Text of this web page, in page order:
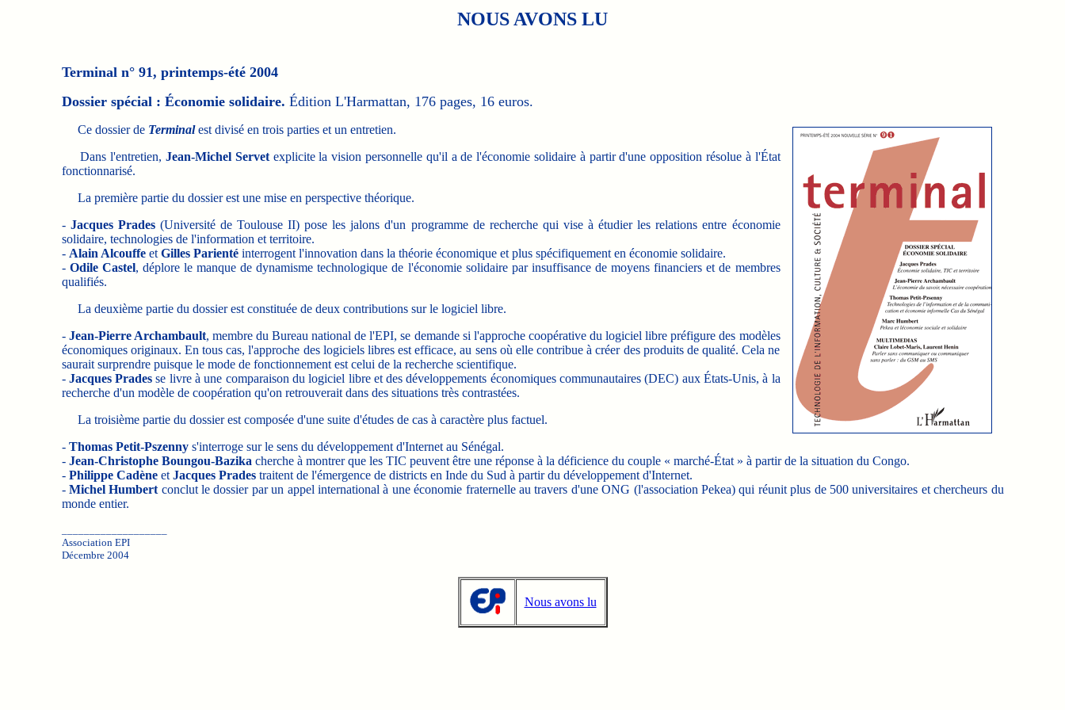
NOUS AVONS LU
Terminal n° 91, printemps-été 2004
Dossier spécial : Économie solidaire. Édition L'Harmattan, 176 pages, 16 euros.
Ce dossier de Terminalest divisé en trois parties et un entretien.
Dans l'entretien,Jean-Michel Servetexplicite la vision personnelle qu'il a de l'économie solidaire à partir d'une opposition résolue à l'État
fonctionnarisé.
La première partie du dossier est une mise en perspective théorique.
- Jacques Prades(Université de Toulouse II) pose les jalons d'un programme de recherche qui vise à étudier les relations entre économie
solidaire, technologies de l'information et territoire.
- Alain Alcouffeet Gilles Parientéinterrogent l'innovation dans la théorie économique et plus spécifiquement en économie solidaire.
- Odile Castel, déplore le manque de dynamisme technologique de l'économie solidaire par insuffisance de moyens financiers et de membres
qualifiés.
La deuxième partie du dossier est constituée de deux contributions sur le logiciel libre.
- Jean-Pierre Archambault, membre du Bureau national de l'EPI, se demande si l'approche coopérative du logiciel libre préfigure des modèles
économiques originaux. En tous cas, l'approche des logiciels libres est efficace, au sens où elle contribue à créer des produits de qualité. Cela ne
saurait surprendre puisque le mode de fonctionnement est celui de la recherche scientifique.
- Jacques Prades se livre à une comparaison du logiciel libre et des développements économiques communautaires (DEC) aux États-Unis, à la
recherche d'un modèle de coopération qu'on retrouverait dans des situations très contrastées.
La troisième partie du dossier est composée d'une suite d'études de cas à caractère plus factuel.
- Thomas Petit-Pszennys'interroge sur le sens du développement d'Internet au Sénégal.
- Jean-Christophe Boungou-Bazika cherche à montrer que les TIC peuvent être une réponse à la déficience du couple « marché-État » à partir de la situation du Congo.
- Philippe Cadèneet Jacques Pradestraitent de l'émergence de districts en Inde du Sud à partir du développement d'Internet.
- Michel Humbert conclut le dossier par un appel international à une économie fraternelle au travers d'une ONG (l'association Pekea) qui réunit plus de 500 universitaires et chercheurs du
monde entier.
Association EPI
Décembre 2004
Nous avons lu